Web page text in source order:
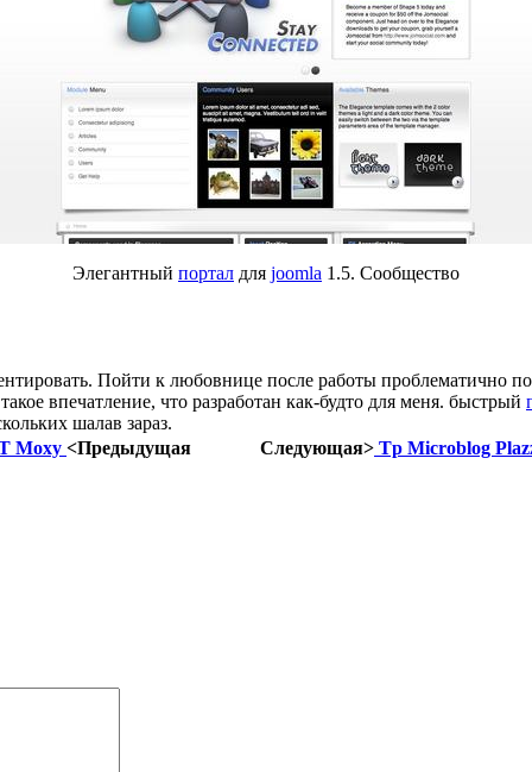
Элегантный портал для joomla 1.5. Сообщество
Пойти к любовнице после работы проблематично
впечатление, что разработан как-будто для меня. быстрый
шалав зараз.
Moxy <Предыдущая Следующая> Tp Microblog